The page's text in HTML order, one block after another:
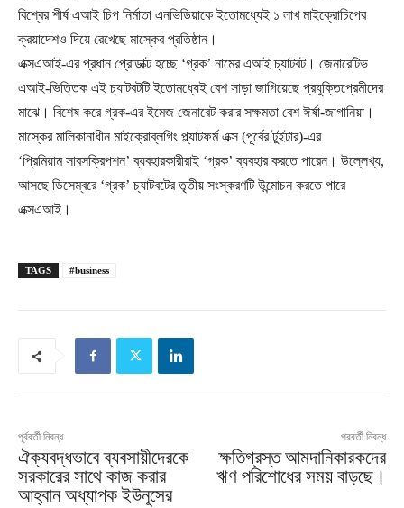
বিশ্বের শীর্ষ এআই চিপ নির্মাতা এনভিডিয়াকে ইতোমধ্যেই ১ লাখ মাইক্রোচিপের
ক্রয়াদেশও দিয়ে রেখেছে মাস্কের প্রতিষ্ঠান।
এক্সএআই-এর প্রধান প্রোডাক্ট হচ্ছে ‘গ্রক’ নামের এআই চ্যাটবট। জেনারেটিভ
এআই-ভিত্তিক এই চ্যাটবটটি ইতোমধ্যেই বেশ সাড়া জাগিয়েছে প্রযুক্তিপ্রেমীদের
মাঝে। বিশেষ করে গ্রক-এর ইমেজ জেনারেট করার সক্ষমতা বেশ ঈর্ষা-জাগানিয়া।
মাস্কের মালিকানাধীন মাইক্রোব্লগিং প্ল্যাটফর্ম এক্স (পূর্বের টুইটার)-এর
‘প্রিমিয়াম সাবসক্রিপশন’ ব্যবহারকারীরাই ‘গ্রক’ ব্যবহার করতে পারেন। উল্লেখ্য,
আসছে ডিসেম্বরে ‘গ্রক’ চ্যাটবটের তৃতীয় সংস্করণটি উন্মোচন করতে পারে
এক্সএআই।
TAGS #business
পূর্ববর্তী নিবন্ধ
ঐক্যবদ্ধভাবে ব্যবসায়ীদেরকে
সরকারের সাথে কাজ করার
আহ্বান অধ্যাপক ইউনূসের
পরবর্তী নিবন্ধ
ক্ষতিগ্রস্ত আমদানিকারকদের
ঋণ পরিশোধের সময় বাড়ছে।